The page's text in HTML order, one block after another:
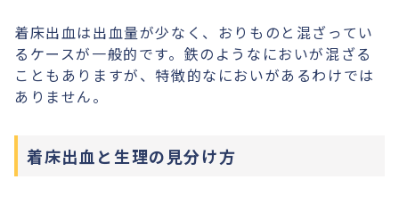
着床出血は出血量が少なく、おりものと混ざってい
るケースが一般的です。鉄のようなにおいが混ざる
こともありますが、特徴的なにおいがあるわけでは
ありません。
着床出血と生理の見分け方